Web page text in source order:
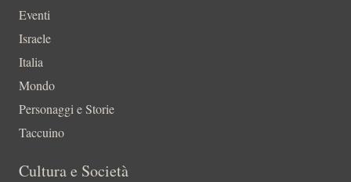
Eventi
Israele
Italia
Mondo
Personaggi e Storie
Taccuino
Cultura e Società